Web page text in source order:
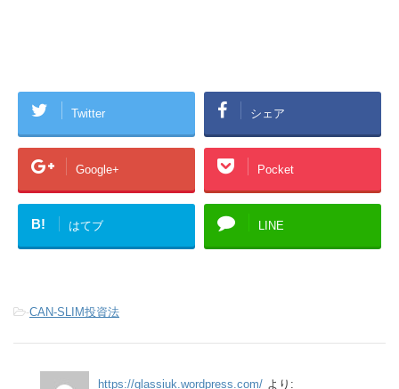
Twitter シェア
Google+ Pocket
B! はてブ LINE
-CAN-SLIM投資法
https://glassiuk.wordpress.com/ より: